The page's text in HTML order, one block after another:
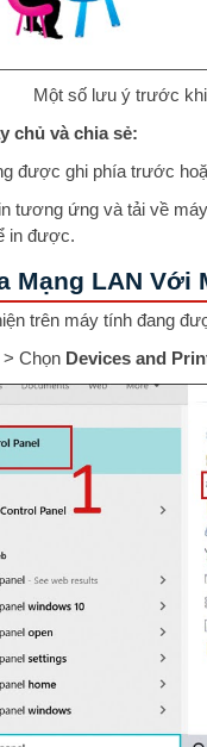
Một số lưu ý trước
chủ và chia sẻ:
được ghi phía trước
tương ứng và tải về
in được.
Mạng LAN Với
trên máy tính đang
> Chọn Devices and